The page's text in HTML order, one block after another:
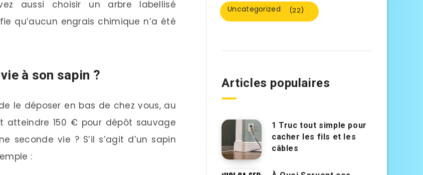
aussi choisir un arbre labellisé
qu’aucun engrais chimique n’a été
à son sapin ?
le déposer en bas de chez vous, au
atteindre 150 € pour dépôt sauvage
seconde vie ? S’il s’agit d’un sapin
:
Uncategorized (22)
Articles populaires
1 Truc tout simple pour
cacher les fils et les
câbles